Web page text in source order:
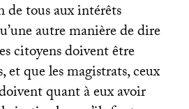
de tous aux intérêts
autre manière de dire
citoyens doivent être
et que les magistrats, ceux
quant à eux avoir